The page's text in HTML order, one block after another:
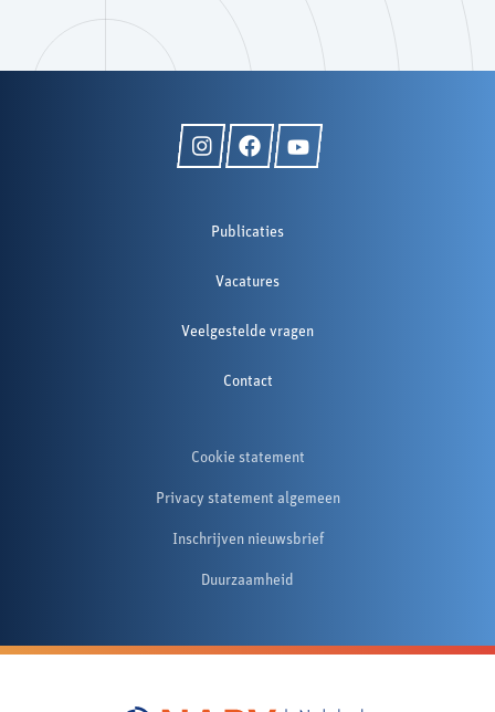
Publicaties
Vacatures
Veelgestelde vragen
Contact
Cookie statement
Privacy statement algemeen
Inschrijven nieuwsbrief
Duurzaamheid